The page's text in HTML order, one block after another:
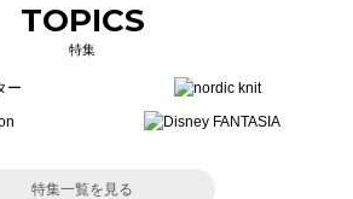
TOPICS
特集
特集一覧を見る